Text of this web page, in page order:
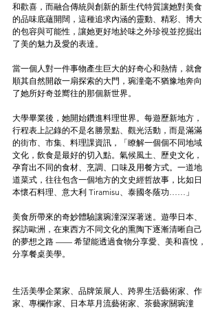
和歡喜，而融合傳統與創新的新生代特質讓她對美食
的品味底蘊開闊，這種追求內涵的靈動、精彩、博大
的包容與可能性，讓她更好地於味之外珍視並挖掘出
了美的魅力及愛的表達。
當一個人對一件事物產生巨大的好奇心和熱情，就會
順其自然開啟一扇探索的大門，琬潼毫不猶豫地奔向
了她所好奇並嚮往的那個新世界。
大學畢業後，她開始鑽進料理世界。每遊歷新地方，
行程表上記錄的不是名勝景點、觀光活動，而是滿滿
的街市、市集、料理課資訊，「瞭解一個個不同地域
文化，飲食是最好的切入點。氣候風土、歷史文化，
孕育出不同的食材、烹調、口味及用餐方式。一道地
道菜式，往往包含一個地方的文史經哲故事，比如日
本懷石料理、意大利 Tiramisu、泰國冬蔭功……」
美食所帶來的奇妙體驗讓琬潼深深著迷。遊學日本、
探訪歐洲，在東西方不同文化的熏陶下逐漸清晰自己
的夢想之路 —— 希望能透過食物分享愛、美和喜悅，
分享餐桌美學。
生活美學企業家、品牌策展人、跨界生活藝術家、作
家、專欄作家、日本草月流藝術家、茶藝家關琬潼